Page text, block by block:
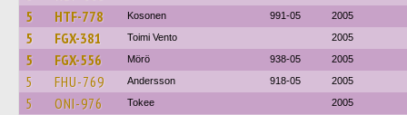
5 HTF-778 Kosonen 991-05 2005
5 FGX-381 Toimi Vento 2005
5 FGX-556 Mörö 938-05 2005
5 FHU-769 Andersson 918-05 2005
5 ONI-976 Tokee 2005